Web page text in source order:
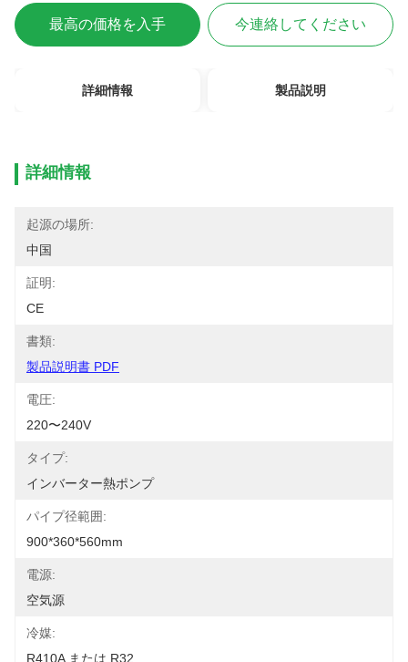
最高の価格を入手 今連絡してください
詳細情報 製品説明
詳細情報
起源の場所:
中国
証明:
CE
書類:
製品説明書 PDF
電圧:
220〜240V
タイプ:
インバーター熱ポンプ
パイプ径範囲:
900*360*560mm
電源:
空気源
冷媒:
R410A または R32